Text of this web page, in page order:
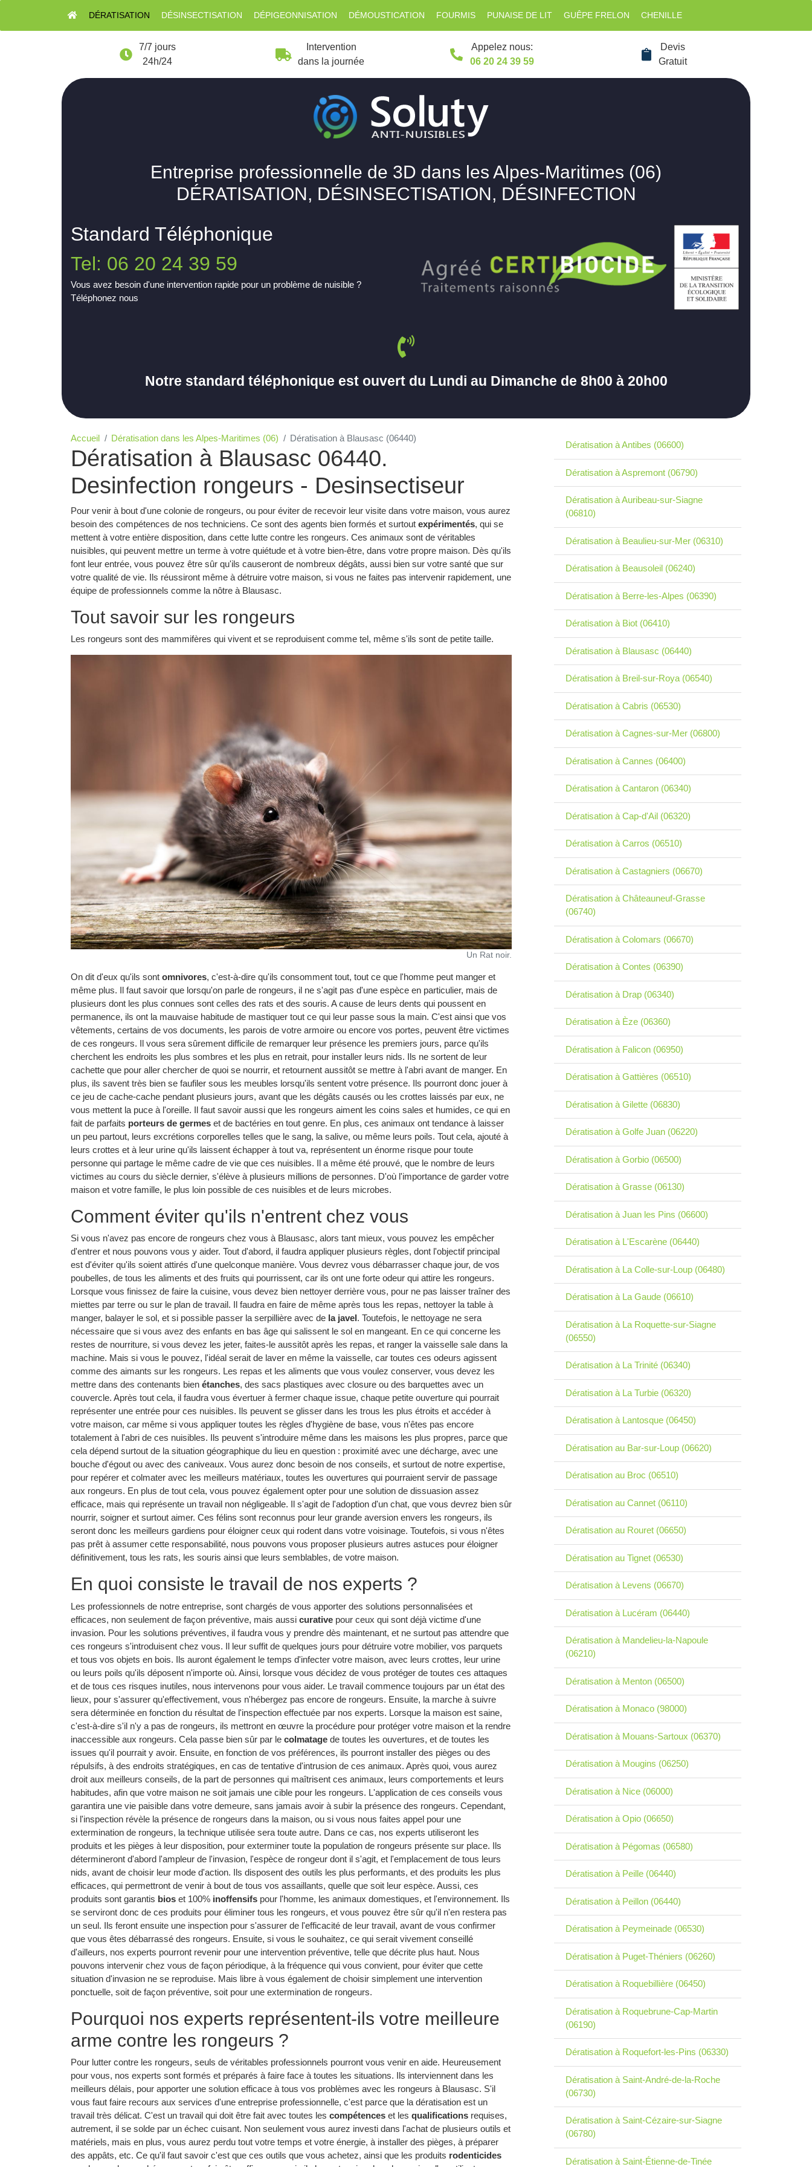
DÉRATISATION DÉSINSECTISATION DÉPIGEONNISATION DÉMOUSTICATION FOURMIS PUNAISE DE LIT GUÊPE FRELON CHENILLE
7/7 jours
24h/24
Intervention
dans la journée
Appelez nous:
06 20 24 39 59
Devis
Gratuit
Entreprise professionnelle de 3D dans les Alpes-Maritimes (06)
DÉRATISATION, DÉSINSECTISATION, DÉSINFECTION
Standard Téléphonique
Tel: 06 20 24 39 59
Vous avez besoin d'une intervention rapide pour un problème de nuisible ?
Téléphonez nous
Notre standard téléphonique est ouvert du Lundi au Dimanche de 8h00 à 20h00
Accueil Dératisation dans les Alpes-Maritimes (06) Dératisation à Blausasc (06440)
Dératisation à Blausasc 06440.
Desinfection rongeurs - Desinsectiseur
Pour venir à bout d'une colonie de rongeurs, ou pour éviter de recevoir leur visite dans votre maison, vous aurez
besoin des compétences de nos techniciens. Ce sont des agents bien formés et surtout expérimentés, qui se
mettent à votre entière disposition, dans cette lutte contre les rongeurs. Ces animaux sont de véritables
nuisibles, qui peuvent mettre un terme à votre quiétude et à votre bien-être, dans votre propre maison. Dès qu'ils
font leur entrée, vous pouvez être sûr qu'ils causeront de nombreux dégâts, aussi bien sur votre santé que sur
votre qualité de vie. Ils réussiront même à détruire votre maison, si vous ne faites pas intervenir rapidement, une
équipe de professionnels comme la nôtre à Blausasc.
Tout savoir sur les rongeurs
Les rongeurs sont des mammifères qui vivent et se reproduisent comme tel, même s'ils sont de petite taille.
Un Rat noir.
On dit d'eux qu'ils sont omnivores, c'est-à-dire qu'ils consomment tout, tout ce que l'homme peut manger et
même plus. Il faut savoir que lorsqu'on parle de rongeurs, il ne s'agit pas d'une espèce en particulier, mais de
plusieurs dont les plus connues sont celles des rats et des souris. A cause de leurs dents qui poussent en
permanence, ils ont la mauvaise habitude de mastiquer tout ce qui leur passe sous la main. C'est ainsi que vos
vêtements, certains de vos documents, les parois de votre armoire ou encore vos portes, peuvent être victimes
de ces rongeurs. Il vous sera sûrement difficile de remarquer leur présence les premiers jours, parce qu'ils
cherchent les endroits les plus sombres et les plus en retrait, pour installer leurs nids. Ils ne sortent de leur
cachette que pour aller chercher de quoi se nourrir, et retournent aussitôt se mettre à l'abri avant de manger. En
plus, ils savent très bien se faufiler sous les meubles lorsqu'ils sentent votre présence. Ils pourront donc jouer à
ce jeu de cache-cache pendant plusieurs jours, avant que les dégâts causés ou les crottes laissés par eux, ne
vous mettent la puce à l'oreille. Il faut savoir aussi que les rongeurs aiment les coins sales et humides, ce qui en
fait de parfaits porteurs de germes et de bactéries en tout genre. En plus, ces animaux ont tendance à laisser
un peu partout, leurs excrétions corporelles telles que le sang, la salive, ou même leurs poils. Tout cela, ajouté à
leurs crottes et à leur urine qu'ils laissent échapper à tout va, représentent un énorme risque pour toute
personne qui partage le même cadre de vie que ces nuisibles. Il a même été prouvé, que le nombre de leurs
victimes au cours du siècle dernier, s'élève à plusieurs millions de personnes. D'où l'importance de garder votre
maison et votre famille, le plus loin possible de ces nuisibles et de leurs microbes.
Comment éviter qu'ils n'entrent chez vous
Si vous n'avez pas encore de rongeurs chez vous à Blausasc, alors tant mieux, vous pouvez les empêcher
d'entrer et nous pouvons vous y aider. Tout d'abord, il faudra appliquer plusieurs règles, dont l'objectif principal
est d'éviter qu'ils soient attirés d'une quelconque manière. Vous devrez vous débarrasser chaque jour, de vos
poubelles, de tous les aliments et des fruits qui pourrissent, car ils ont une forte odeur qui attire les rongeurs.
Lorsque vous finissez de faire la cuisine, vous devez bien nettoyer derrière vous, pour ne pas laisser traîner des
miettes par terre ou sur le plan de travail. Il faudra en faire de même après tous les repas, nettoyer la table à
manger, balayer le sol, et si possible passer la serpillière avec de la javel. Toutefois, le nettoyage ne sera
nécessaire que si vous avez des enfants en bas âge qui salissent le sol en mangeant. En ce qui concerne les
restes de nourriture, si vous devez les jeter, faites-le aussitôt après les repas, et ranger la vaisselle sale dans la
machine. Mais si vous le pouvez, l'idéal serait de laver en même la vaisselle, car toutes ces odeurs agissent
comme des aimants sur les rongeurs. Les repas et les aliments que vous voulez conserver, vous devez les
mettre dans des contenants bien étanches, des sacs plastiques avec closure ou des barquettes avec un
couvercle. Après tout cela, il faudra vous évertuer à fermer chaque issue, chaque petite ouverture qui pourrait
représenter une entrée pour ces nuisibles. Ils peuvent se glisser dans les trous les plus étroits et accéder à
votre maison, car même si vous appliquer toutes les règles d'hygiène de base, vous n'êtes pas encore
totalement à l'abri de ces nuisibles. Ils peuvent s'introduire même dans les maisons les plus propres, parce que
cela dépend surtout de la situation géographique du lieu en question : proximité avec une décharge, avec une
bouche d'égout ou avec des caniveaux. Vous aurez donc besoin de nos conseils, et surtout de notre expertise,
pour repérer et colmater avec les meilleurs matériaux, toutes les ouvertures qui pourraient servir de passage
aux rongeurs. En plus de tout cela, vous pouvez également opter pour une solution de dissuasion assez
efficace, mais qui représente un travail non négligeable. Il s'agit de l'adoption d'un chat, que vous devrez bien sûr
nourrir, soigner et surtout aimer. Ces félins sont reconnus pour leur grande aversion envers les rongeurs, ils
seront donc les meilleurs gardiens pour éloigner ceux qui rodent dans votre voisinage. Toutefois, si vous n'êtes
pas prêt à assumer cette responsabilité, nous pouvons vous proposer plusieurs autres astuces pour éloigner
définitivement, tous les rats, les souris ainsi que leurs semblables, de votre maison.
En quoi consiste le travail de nos experts ?
Les professionnels de notre entreprise, sont chargés de vous apporter des solutions personnalisées et
efficaces, non seulement de façon préventive, mais aussi curative pour ceux qui sont déjà victime d'une
invasion. Pour les solutions préventives, il faudra vous y prendre dès maintenant, et ne surtout pas attendre que
ces rongeurs s'introduisent chez vous. Il leur suffit de quelques jours pour détruire votre mobilier, vos parquets
et tous vos objets en bois. Ils auront également le temps d'infecter votre maison, avec leurs crottes, leur urine
ou leurs poils qu'ils déposent n'importe où. Ainsi, lorsque vous décidez de vous protéger de toutes ces attaques
et de tous ces risques inutiles, nous intervenons pour vous aider. Le travail commence toujours par un état des
lieux, pour s'assurer qu'effectivement, vous n'hébergez pas encore de rongeurs. Ensuite, la marche à suivre
sera déterminée en fonction du résultat de l'inspection effectuée par nos experts. Lorsque la maison est saine,
c'est-à-dire s'il n'y a pas de rongeurs, ils mettront en œuvre la procédure pour protéger votre maison et la rendre
inaccessible aux rongeurs. Cela passe bien sûr par le colmatage de toutes les ouvertures, et de toutes les
issues qu'il pourrait y avoir. Ensuite, en fonction de vos préférences, ils pourront installer des pièges ou des
répulsifs, à des endroits stratégiques, en cas de tentative d'intrusion de ces animaux. Après quoi, vous aurez
droit aux meilleurs conseils, de la part de personnes qui maîtrisent ces animaux, leurs comportements et leurs
habitudes, afin que votre maison ne soit jamais une cible pour les rongeurs. L'application de ces conseils vous
garantira une vie paisible dans votre demeure, sans jamais avoir à subir la présence des rongeurs. Cependant,
si l'inspection révèle la présence de rongeurs dans la maison, ou si vous nous faites appel pour une
extermination de rongeurs, la technique utilisée sera toute autre. Dans ce cas, nos experts utiliseront les
produits et les pièges à leur disposition, pour exterminer toute la population de rongeurs présente sur place. Ils
détermineront d'abord l'ampleur de l'invasion, l'espèce de rongeur dont il s'agit, et l'emplacement de tous leurs
nids, avant de choisir leur mode d'action. Ils disposent des outils les plus performants, et des produits les plus
efficaces, qui permettront de venir à bout de tous vos assaillants, quelle que soit leur espèce. Aussi, ces
produits sont garantis bios et 100% inoffensifs pour l'homme, les animaux domestiques, et l'environnement. Ils
se serviront donc de ces produits pour éliminer tous les rongeurs, et vous pouvez être sûr qu'il n'en restera pas
un seul. Ils feront ensuite une inspection pour s'assurer de l'efficacité de leur travail, avant de vous confirmer
que vous êtes débarrassé des rongeurs. Ensuite, si vous le souhaitez, ce qui serait vivement conseillé
d'ailleurs, nos experts pourront revenir pour une intervention préventive, telle que décrite plus haut. Nous
pouvons intervenir chez vous de façon périodique, à la fréquence qui vous convient, pour éviter que cette
situation d'invasion ne se reproduise. Mais libre à vous également de choisir simplement une intervention
ponctuelle, soit de façon préventive, soit pour une extermination de rongeurs.
Pourquoi nos experts représentent-ils votre meilleure
arme contre les rongeurs ?
Pour lutter contre les rongeurs, seuls de véritables professionnels pourront vous venir en aide. Heureusement
pour vous, nos experts sont formés et préparés à faire face à toutes les situations. Ils interviennent dans les
meilleurs délais, pour apporter une solution efficace à tous vos problèmes avec les rongeurs à Blausasc. S'il
vous faut faire recours aux services d'une entreprise professionnelle, c'est parce que la dératisation est un
travail très délicat. C'est un travail qui doit être fait avec toutes les compétences et les qualifications requises,
autrement, il se solde par un échec cuisant. Non seulement vous aurez investi dans l'achat de plusieurs outils et
matériels, mais en plus, vous aurez perdu tout votre temps et votre énergie, à installer des pièges, à préparer
des appâts, etc. Ce qu'il faut savoir c'est que ces outils que vous achetez, ainsi que les produits rodenticides
Dératisation à Antibes (06600)
Dératisation à Aspremont (06790)
Dératisation à Auribeau-sur-Siagne
(06810)
Dératisation à Beaulieu-sur-Mer (06310)
Dératisation à Beausoleil (06240)
Dératisation à Berre-les-Alpes (06390)
Dératisation à Biot (06410)
Dératisation à Blausasc (06440)
Dératisation à Breil-sur-Roya (06540)
Dératisation à Cabris (06530)
Dératisation à Cagnes-sur-Mer (06800)
Dératisation à Cannes (06400)
Dératisation à Cantaron (06340)
Dératisation à Cap-d'Ail (06320)
Dératisation à Carros (06510)
Dératisation à Castagniers (06670)
Dératisation à Châteauneuf-Grasse
(06740)
Dératisation à Colomars (06670)
Dératisation à Contes (06390)
Dératisation à Drap (06340)
Dératisation à Èze (06360)
Dératisation à Falicon (06950)
Dératisation à Gattières (06510)
Dératisation à Gilette (06830)
Dératisation à Golfe Juan (06220)
Dératisation à Gorbio (06500)
Dératisation à Grasse (06130)
Dératisation à Juan les Pins (06600)
Dératisation à L'Escarène (06440)
Dératisation à La Colle-sur-Loup (06480)
Dératisation à La Gaude (06610)
Dératisation à La Roquette-sur-Siagne
(06550)
Dératisation à La Trinité (06340)
Dératisation à La Turbie (06320)
Dératisation à Lantosque (06450)
Dératisation au Bar-sur-Loup (06620)
Dératisation au Broc (06510)
Dératisation au Cannet (06110)
Dératisation au Rouret (06650)
Dératisation au Tignet (06530)
Dératisation à Levens (06670)
Dératisation à Lucéram (06440)
Dératisation à Mandelieu-la-Napoule
(06210)
Dératisation à Menton (06500)
Dératisation à Monaco (98000)
Dératisation à Mouans-Sartoux (06370)
Dératisation à Mougins (06250)
Dératisation à Nice (06000)
Dératisation à Opio (06650)
Dératisation à Pégomas (06580)
Dératisation à Peille (06440)
Dératisation à Peillon (06440)
Dératisation à Peymeinade (06530)
Dératisation à Puget-Théniers (06260)
Dératisation à Roquebillière (06450)
Dératisation à Roquebrune-Cap-Martin
(06190)
Dératisation à Roquefort-les-Pins (06330)
Dératisation à Saint-André-de-la-Roche
(06730)
Dératisation à Saint-Cézaire-sur-Siagne
(06780)
Dératisation à Saint-Étienne-de-Tinée